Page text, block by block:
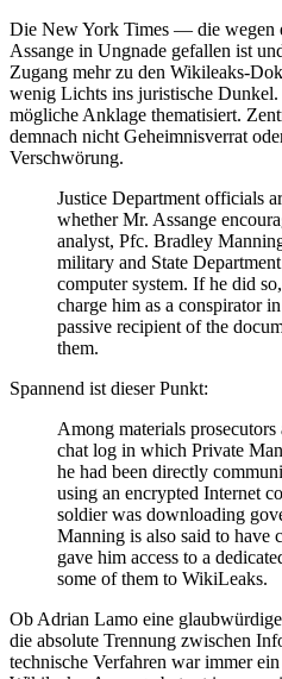
Die New York Times — die wegen
Assange in Ungnade gefallen ist
Zugang mehr zu den Wikileaks-
wenig Lichts ins juristische Dunkel.
mögliche Anklage thematisiert.
demnach nicht Geheimnisverrat
Verschwörung.
Justice Department officials
whether Mr. Assange
analyst, Pfc. Bradley
military and State
computer system. If he did
charge him as a conspirator
passive recipient of the
them.
Spannend ist dieser Punkt:
Among materials
chat log in which Private
he had been directly
using an encrypted Internet
soldier was downloading
Manning is also said to have
gave him access to a
some of them to WikiLeaks.
Ob Adrian Lamo eine
die absolute Trennung zwischen
technische Verfahren war immer